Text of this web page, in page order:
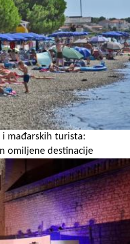
i mađarskih turista:
omiljene destinacije